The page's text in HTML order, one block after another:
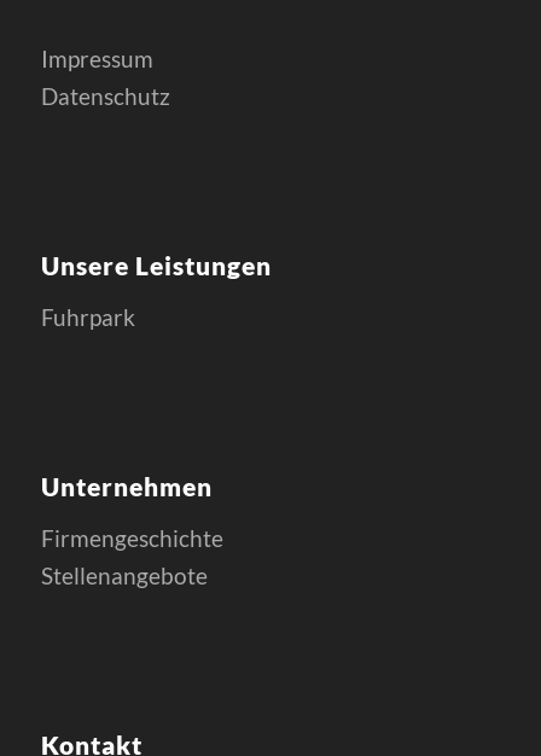
Impressum
Datenschutz
Unsere Leistungen
Fuhrpark
Unternehmen
Firmengeschichte
Stellenangebote
Kontakt